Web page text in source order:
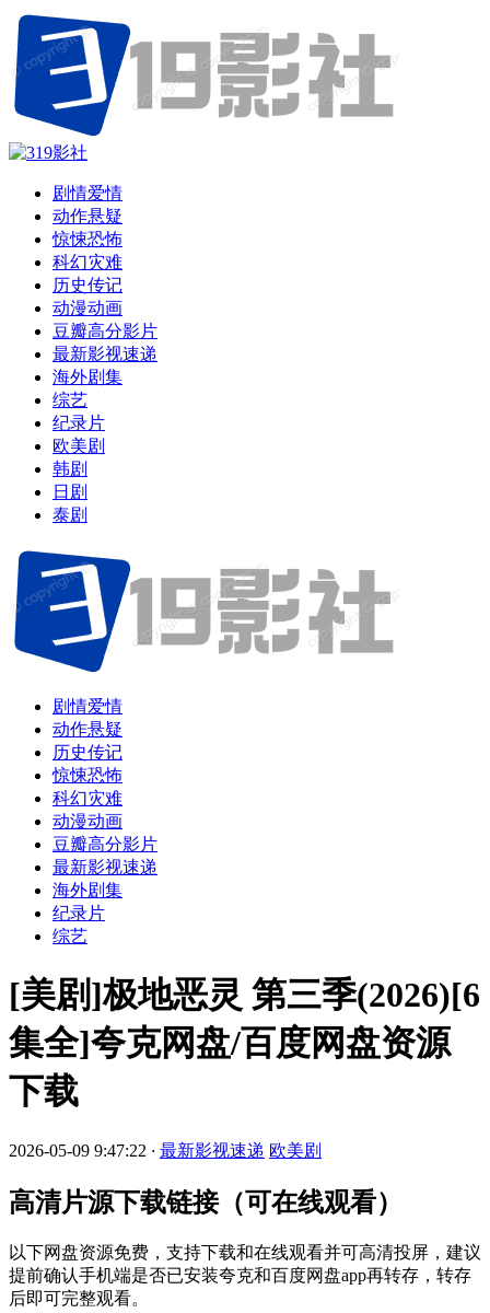
剧情爱情
动作悬疑
惊悚恐怖
科幻灾难
历史传记
动漫动画
豆瓣高分影片
最新影视速递
海外剧集
综艺
纪录片
欧美剧
韩剧
日剧
泰剧
剧情爱情
动作悬疑
历史传记
惊悚恐怖
科幻灾难
动漫动画
豆瓣高分影片
最新影视速递
海外剧集
纪录片
综艺
[美剧]极地恶灵 第三季(2026)[6
集全]夸克网盘/百度网盘资源
下载
2026-05-09 9:47:22 · 最新影视速递 欧美剧
高清片源下载链接（可在线观看）
以下网盘资源免费，支持下载和在线观看并可高清投屏，建议
提前确认手机端是否已安装夸克和百度网盘app再转存，转存
后即可完整观看。